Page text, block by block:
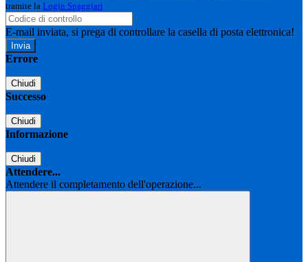
tramite la Login Spaggiari
E-mail inviata, si prega di controllare la casella di posta elettronica!
Errore
Chiudi
Successo
Chiudi
Informazione
Chiudi
Attendere...
Attendere il completamento dell'operazione...